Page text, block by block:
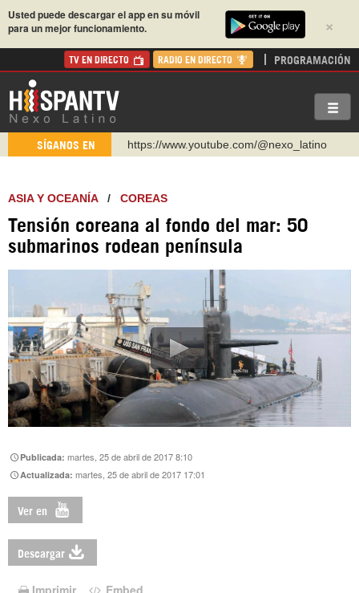
×
Usted puede descargar el app en su móvil
para un mejor funcionamiento.
TV EN DIRECTO RADIO EN DIRECTO PROGRAMACIÓN
SÍGANOS EN
https://www.youtube.com/@nexo_latino
https://t.me/hispantvcanal
https://urmedium.com/c/hispantv
WhatsApp y Viber: +98 921 79 29 404
https://www.facebook.com/Nexolatino.Canal
ASIA Y OCEANÍA/ COREAS
Tensión coreana al fondo del mar: 50
submarinos rodean península
Publicada:martes, 25 de abril de 2017 8:10
Actualizada:martes, 25 de abril de 2017 17:01
Ver en
Descargar
Imprimir Embed